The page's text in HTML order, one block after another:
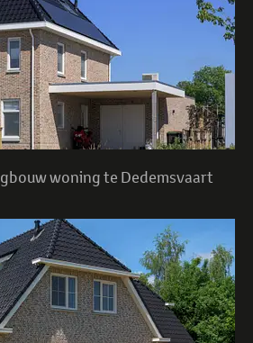
woning te Dedemsvaart